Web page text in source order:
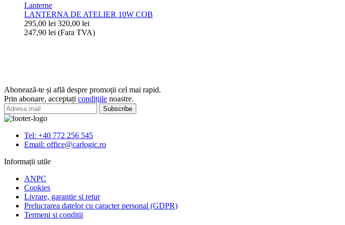
IP65
atelier
18
leduri
cu
Lanterne
LANTERNA DE ATELIER 10W COB
295,00 lei 320,00 lei
247,90 lei (Fara TVA)
COB
Abonează-te și află despre promoții cel mai rapid.
Prin abonare, acceptați condițiile noastre.
Tel: +40 772 256 545
Email: office@carlogic.ro
Informații utile
ANPC
Cookies
Livrare, garantie si retur
Prelucrarea datelor cu caracter personal (GDPR)
Termeni si conditii